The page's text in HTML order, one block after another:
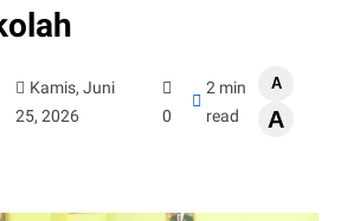
Kamis, Juni
25, 2026
0
2 min
read
A
A